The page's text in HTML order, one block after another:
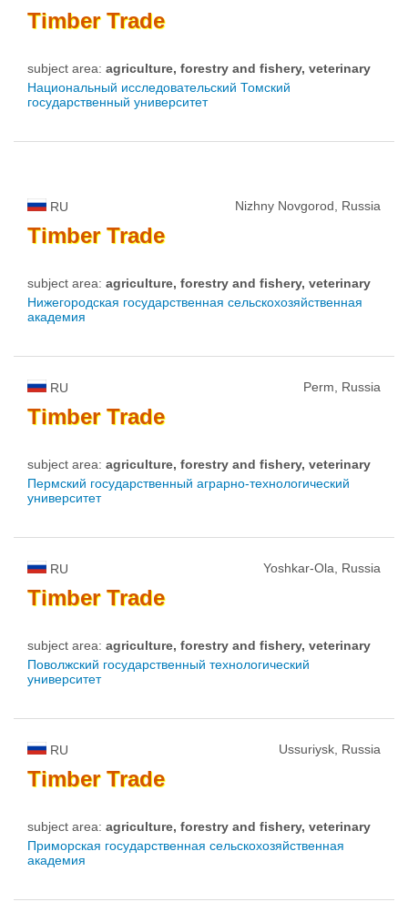
Timber Trade
subject area: agriculture, forestry and fishery, veterinary
Национальный исследовательский Томский
государственный университет
RU Nizhny Novgorod, Russia
Timber Trade
subject area: agriculture, forestry and fishery, veterinary
Нижегородская государственная сельскохозяйственная
академия
RU Perm, Russia
Timber Trade
subject area: agriculture, forestry and fishery, veterinary
Пермский государственный аграрно-технологический
университет
RU Yoshkar-Ola, Russia
Timber Trade
subject area: agriculture, forestry and fishery, veterinary
Поволжский государственный технологический
университет
RU Ussuriysk, Russia
Timber Trade
subject area: agriculture, forestry and fishery, veterinary
Приморская государственная сельскохозяйственная
академия